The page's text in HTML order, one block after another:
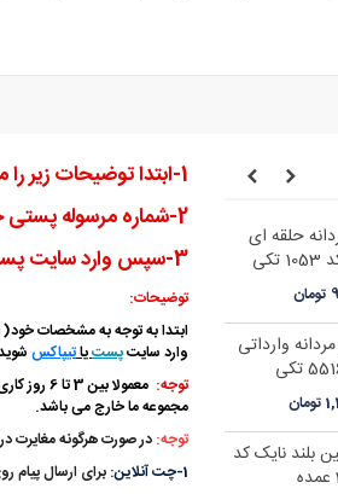
حلقه ای
وارداتی
بلند نایک کد
1-ابتدا توضیحات زیر را مطالعه نمایید.
2-شماره مرسوله پستی خود را از لیست های داخل
3-سپس وارد سایت پست یا تیپاکس شوید( با توجه به نحوه ارسال سفارشتون).
توضیحات:
ابتدا به توجه به مشخصات خود(
وارد سایتپستیاتیپاکس
توجه:
معمولا
مجموعه ما خارج می باشد.
توجه: در صورت هرگونه مغایرت
1-چت آنلاین:
برای ارسال